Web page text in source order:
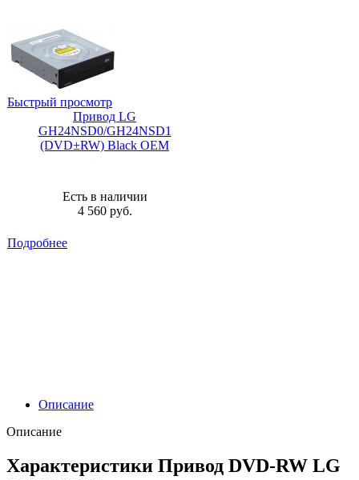
Быстрый просмотр
Привод LG
GH24NSD0/GH24NSD1
(DVD±RW) Black OEM
Есть в наличии
4 560руб.
Подробнее
Описание
Описание
Характеристики Привод DVD-RW LG